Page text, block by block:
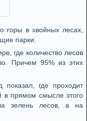
горы в хвойных лесах,
парки.
где количество лесов
Причем 95% из этих
показал, где проходит
в прямом смысле этого
зелень лесов, а на